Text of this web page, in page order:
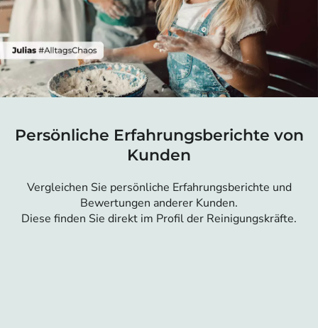
Persönliche Erfahrungsberichte von
Kunden
Vergleichen Sie persönliche Erfahrungsberichte und
Bewertungen anderer Kunden.
Diese finden Sie direkt im Profil der Reinigungskräfte.